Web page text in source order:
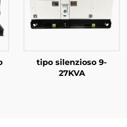
tipo silenzioso 9-
27KVA